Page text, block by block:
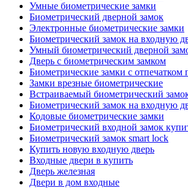
Умные биометрические замки
Биометрический дверной замок
Электронные биометрические замки
Биометрический замок на входную
Умный биометрический дверной
Дверь с биометрическим замком
Биометрические замки с отпечатком
Замки врезные биометрические
Встраиваемый биометрический
Биометрический замок на входную
Кодовые биометрические замки
Биометрический входной замок
Биометрический замок smart lock
Купить новую входную дверь
Входные двери в купить
Дверь железная
Двери в дом входные